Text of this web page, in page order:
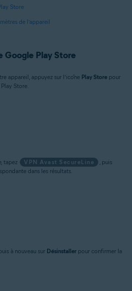
Store
de l’appareil
Google Play Store
appareil, appuyez sur l’icône Play Store pour
Store.
tapez VPN Avast SecureLine
, puis
dans les résultats.
à nouveau sur Désinstaller pour confirmer la